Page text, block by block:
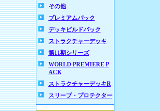
その他
プレミアムパック
デッキビルドパック
ストラクチャーデッキ
第11期シリーズ
WORLD PREMIERE P
ACK
ストラクチャーデッキR
スリーブ・プロテクター